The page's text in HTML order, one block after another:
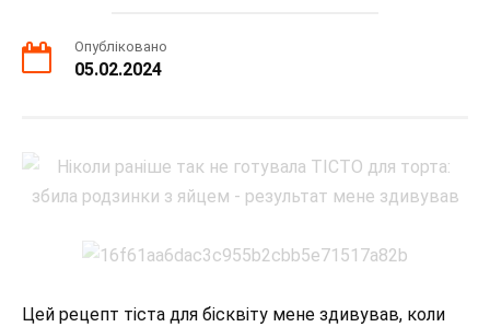
Опубліковано
05.02.2024
Цей рецепт тіста для бісквіту мене здивував, коли